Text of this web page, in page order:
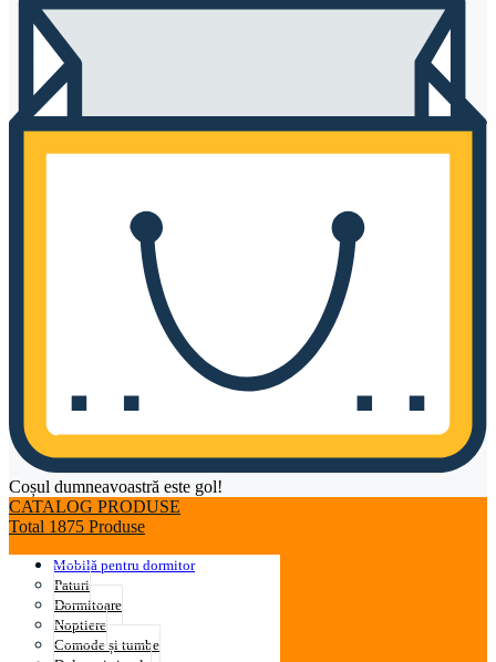
Coșul dumneavoastră este gol!
CATALOG PRODUSE
Total 1875 Produse
Mobilă pentru dormitor
Paturi
Dormitoare
Noptiere
Comode și tumbe